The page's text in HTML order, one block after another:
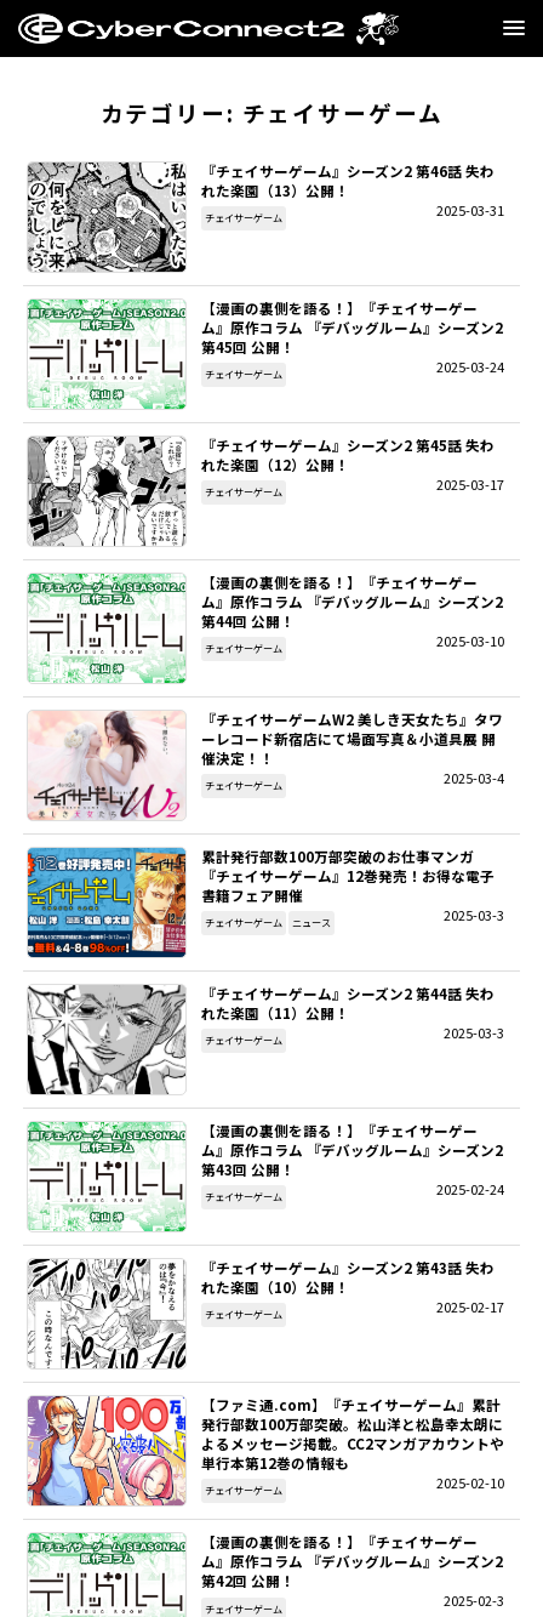
MANGA・NOVEL
FILM
CC2STORE
COMPANY
RECRUIT
SITEMAP
EN
カテゴリー: チェイサーゲーム
『チェイサーゲーム』シーズン2 第46話 失わ
れた楽園（13）公開！
2025-03-31
チェイサーゲーム
【漫画の裏側を語る！】『チェイサーゲー
ム』原作コラム 『デバッグルーム』シーズン2
第45回 公開！
2025-03-24
チェイサーゲーム
『チェイサーゲーム』シーズン2 第45話 失わ
れた楽園（12）公開！
2025-03-17
チェイサーゲーム
【漫画の裏側を語る！】『チェイサーゲー
ム』原作コラム 『デバッグルーム』シーズン2
第44回 公開！
2025-03-10
チェイサーゲーム
『チェイサーゲームW2 美しき天女たち』タワ
ーレコード新宿店にて場面写真＆小道具展 開
催決定！！
2025-03-4
チェイサーゲーム
累計発行部数100万部突破のお仕事マンガ
『チェイサーゲーム』12巻発売！お得な電子
書籍フェア開催
2025-03-3
チェイサーゲーム ニュース
『チェイサーゲーム』シーズン2 第44話 失わ
れた楽園（11）公開！
2025-03-3
チェイサーゲーム
【漫画の裏側を語る！】『チェイサーゲー
ム』原作コラム 『デバッグルーム』シーズン2
第43回 公開！
2025-02-24
チェイサーゲーム
『チェイサーゲーム』シーズン2 第43話 失わ
れた楽園（10）公開！
2025-02-17
チェイサーゲーム
【ファミ通.com】『チェイサーゲーム』累計
発行部数100万部突破。松山洋と松島幸太朗に
よるメッセージ掲載。CC2マンガアカウントや
単行本第12巻の情報も
2025-02-10
チェイサーゲーム
【漫画の裏側を語る！】『チェイサーゲー
ム』原作コラム 『デバッグルーム』シーズン2
第42回 公開！
2025-02-3
チェイサーゲーム